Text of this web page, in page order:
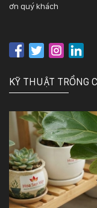
ơn quý khách
KỸ THUẬT TRỒNG